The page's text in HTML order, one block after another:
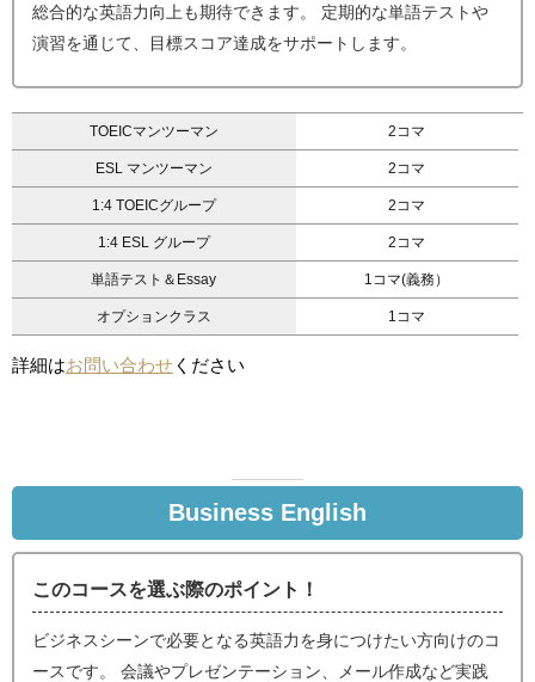
総合的な英語力向上も期待できます。 定期的な単語テストや
演習を通じて、目標スコア達成をサポートします。
TOEICマンツーマン 2コマ
ESL マンツーマン 2コマ
1:4 TOEICグループ 2コマ
1:4 ESL グループ 2コマ
単語テスト＆Essay 1コマ(義務）
オプションクラス 1コマ
詳細はお問い合わせ ください
Business English
このコースを選ぶ際のポイント！
ビジネスシーンで必要となる英語力を身につけたい方向けのコ
ースです。 会議やプレゼンテーション、メール作成など実践